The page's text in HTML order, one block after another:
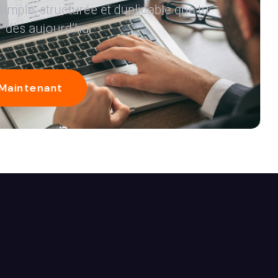
structurée et duplicable que tu
aujourd’hui.